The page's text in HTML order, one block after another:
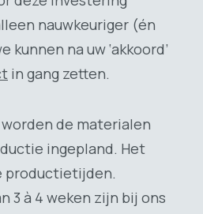
nauwkeuriger (én
kunnen na uw ‘akkoord’
in gang zetten.
de materialen
ingepland. Het
productietijden.
3 à 4 weken zijn bij ons